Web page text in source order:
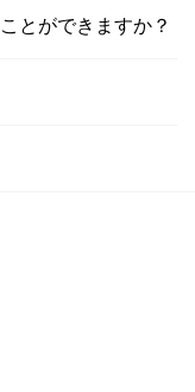
とができますか？